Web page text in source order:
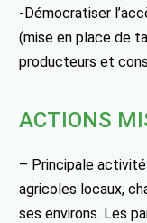
-Démocratiser
(mise en place de
producteurs et
ACTIONS
– Principale
agricoles locaux,
ses environs. Les